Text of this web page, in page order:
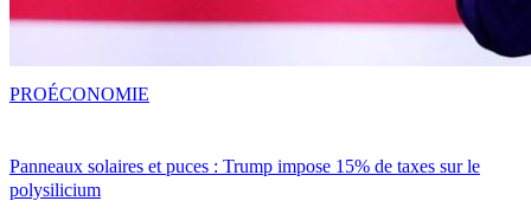
Panneaux solaires et puces : Trump impose 15% de taxes sur le
polysilicium
PROÉCONOMIE